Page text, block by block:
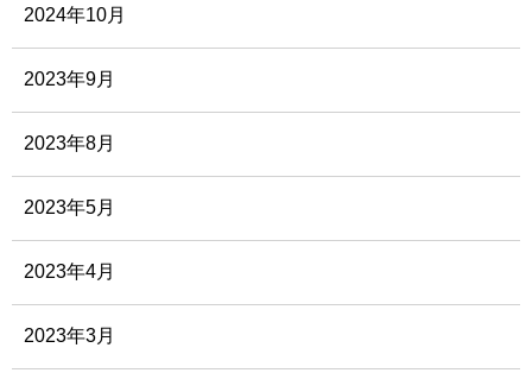
2024年10月
2023年9月
2023年8月
2023年5月
2023年4月
2023年3月